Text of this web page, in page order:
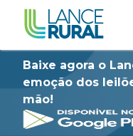
Baixe agora o
emoção dos
mão!